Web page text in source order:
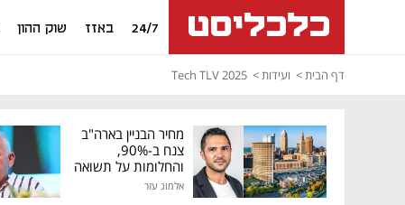
24/7 באזז שוק ההון
דף הבית ועידות Tech TLV 2025
מחיר הבניין בארה"ב
צנח ב-90%,
והחלומות על תשואה
גבוהה התנפצו
אלמוג עזר